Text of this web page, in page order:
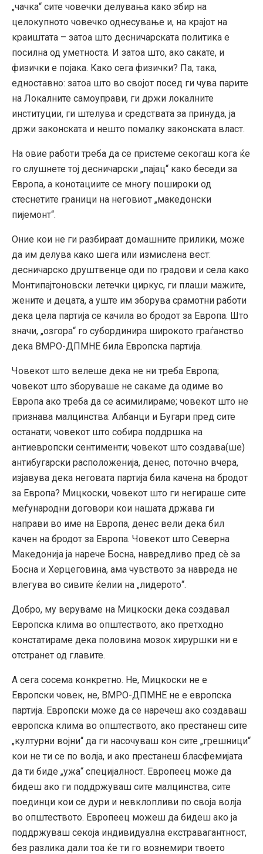
„чачка“ сите човечки делувања како збир на
целокупното човечко однесување и, на крајот на
краиштата – затоа што десничарската политика е
посилна од уметноста. И затоа што, ако сакате, и
физички е појака. Како сега физички? Па, така,
едноставно: затоа што во својот посед ги чува парите
на Локалните самоуправи, ги држи локалните
институции, ги штелува и средствата за принуда, ја
држи законската и нешто помалку законската власт.
На овие работи треба да се пристеме секогаш кога ќе
го слушнете тој десничарски „пајац“ како беседи за
Европа, а конотациите се многу пошироки од
стеснетите граници на неговиот „македонски
пијемонт“.
Оние кои не ги разбираат домашните прилики, може
да им делува како шега или измислена вест:
десничарско друштвенце оди по градови и села како
Монтипајтоновски летечки циркус, ги плаши мажите,
жените и децата, а уште им зборува срамотни работи
дека цела партија се качила во бродот за Европа. Што
значи, „озгора“ го субординира широкото граѓанство
дека ВМРО-ДПМНЕ била Европска партија.
Човекот што велеше дека не ни треба Европа;
човекот што зборуваше не сакаме да одиме во
Европа ако треба да се асимилираме; човекот што не
признава малцинства: Албанци и Бугари пред сите
останати; човекот што собира поддршка на
антиевропски сентименти; човекот што создава(ше)
антибугарски расположенија, денес, поточно вчера,
изјавува дека неговата партија била качена на бродот
за Европа? Мицкоски, човекот што ги негираше сите
меѓународни договори кои нашата држава ги
направи во име на Европа, денес вели дека бил
качен на бродот за Европа. Човекот што Северна
Македонија ја нарече Босна, навредливо пред сè за
Босна и Херцеговина, ама чувството за навреда не
влегува во сивите ќелии на „лидерото“.
Добро, му веруваме на Мицкоски дека создавал
Европска клима во општеството, ако претходно
констатираме дека половина мозок хируршки ни е
отстранет од главите.
А сега сосема конкретно. Не, Мицкоски не е
Европски човек, не, ВМРО-ДПМНЕ не е европска
партија. Европски може да се наречеш ако создаваш
европска клима во општеството, ако престанеш сите
„културни војни“ да ги насочуваш кон сите „грешници“
кои не ти се по волја, и ако престанеш бласфемијата
да ти биде „ужа“ специјалност. Европеец може да
бидеш ако ги поддржуваш сите малцинства, сите
поединци кои се дури и невклопливи по своја волја
во општеството. Европеец можеш да бидеш ако ја
поддржуваш секоја индивидуална екстравагантност,
без разлика дали тоа ќе ти го вознемири твоето